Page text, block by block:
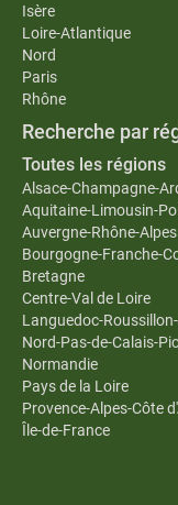
Isère
Loire-Atlantique
Nord
Paris
Rhône
Recherche par
Toutes les régions
Alsace-Champagne-
Aquitaine-Limousin-
Auvergne-Rhône-Alpes
Bourgogne-Franche-
Bretagne
Centre-Val de Loire
Languedoc-
Nord-Pas-de-Calais-
Normandie
Pays de la Loire
Provence-Alpes-Côte
Île-de-France